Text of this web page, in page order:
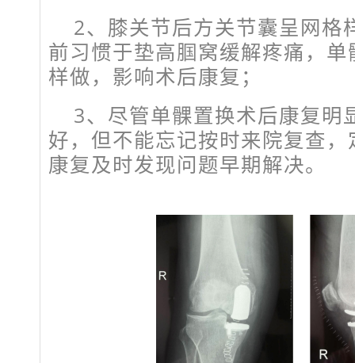
2、膝关节后方关节囊呈网格
前习惯于垫高腘窝缓解疼痛，
样做，影响术后康复；
3、尽管单髁置换术后康复明
好，但不能忘记按时来院复查
康复及时发现问题早期解决。